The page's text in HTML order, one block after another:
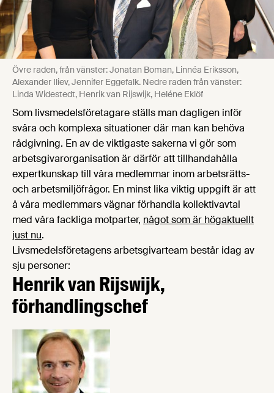
Övre raden, från vänster: Jonatan Boman, Linnéa Eriksson,
Alexander Iliev, Jennifer Eggefalk. Nedre raden från vänster:
Linda Widestedt, Henrik van Rijswijk, Heléne Eklöf
Som livsmedelsföretagare ställs man dagligen inför
svåra och komplexa situationer där man kan behöva
rådgivning. En av de viktigaste sakerna vi gör som
arbetsgivarorganisation är därför att tillhandahålla
expertkunskap till våra medlemmar inom arbetsrätts-
och arbetsmiljöfrågor. En minst lika viktig uppgift är att
å våra medlemmars vägnar förhandla kollektivavtal
med våra fackliga motparter, något som är högaktuellt
just nu.
Livsmedelsföretagens arbetsgivarteam består idag av
sju personer:
Henrik van Rijswijk,
förhandlingschef